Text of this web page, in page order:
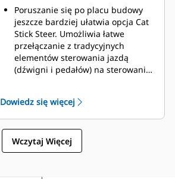
Poruszanie się po placu budowy
jeszcze bardziej ułatwia opcja Cat
Stick Steer. Umożliwia łatwe
przełączanie z tradycyjnych
elementów sterowania jazdą
(dźwigni i pedałów) na sterowanie
postaci mniejszego wysiłku i
lepszego sterowania.
Dowiedz się więcej
Wczytaj Więcej